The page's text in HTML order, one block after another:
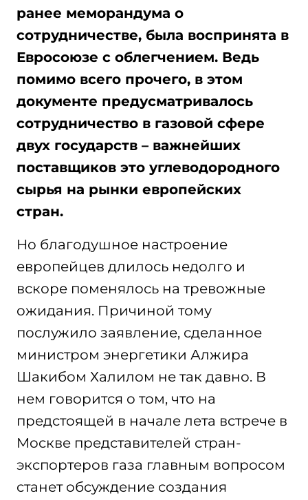
ранее меморандума о
сотрудничестве, была воспринята в
Евросоюзе с облегчением. Ведь
помимо всего прочего, в этом
документе предусматривалось
сотрудничество в газовой сфере
двух государств – важнейших
поставщиков это углеводородного
сырья на рынки европейских
стран.
Но благодушное настроение
европейцев длилось недолго и
вскоре поменялось на тревожные
ожидания. Причиной тому
послужило заявление, сделанное
министром энергетики Алжира
Шакибом Халилом не так давно. В
нем говорится о том, что на
предстоящей в начале лета встрече в
Москве представителей стран-
экспортеров газа главным вопросом
станет обсуждение создания